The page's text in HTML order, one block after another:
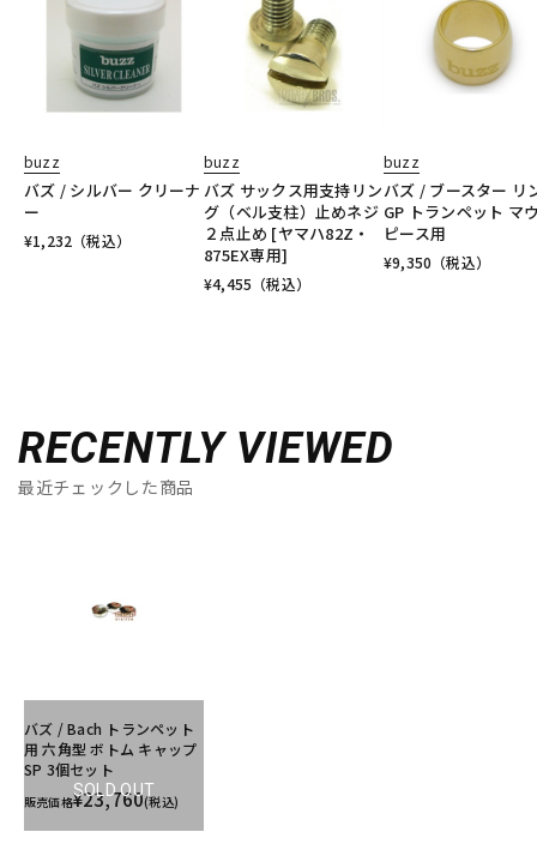
buzz
バズ / シルバー クリーナ
ー
¥1,232 （税込）
buzz
バズ サックス用支持リン
グ（ベル支柱）止めネジ
２点止め [ヤマハ82Z・
875EX専用]
¥4,455 （税込）
buzz
バズ / ブースター リ
GP トランペット マ
ピース用
¥9,350 （税込）
RECENTLY VIEWED
最近チェックした商品
SOLD OUT
バズ / Bach トランペット
用 六角型 ボトム キャップ
SP 3個セット
販売価格¥23,760(税込)